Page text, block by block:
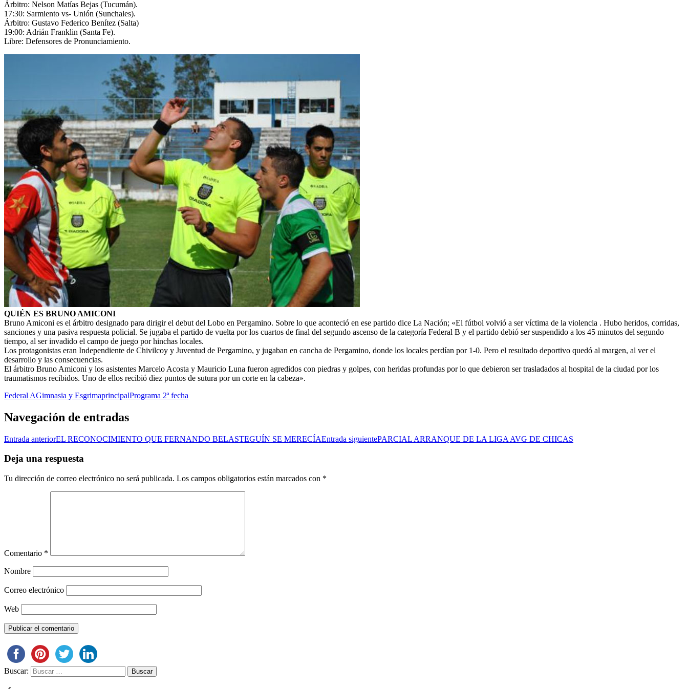
Árbitro: Nelson Matías Bejas (Tucumán).
17:30: Sarmiento vs- Unión (Sunchales).
Árbitro: Gustavo Federico Benítez (Salta)
19:00: Adrián Franklin (Santa Fe).
Libre: Defensores de Pronunciamiento.
QUIÉN ES BRUNO AMICONI
Bruno Amiconi es el árbitro designado para dirigir el debut del Lobo en Pergamino. Sobre lo que aconteció en ese partido dice La Nación; «El fútbol volvió a ser víctima de la violencia . Hubo heridos, corridas,
sanciones y una pasiva respuesta policial. Se jugaba el partido de vuelta por los cuartos de final del segundo ascenso de la categoría Federal B y el partido debió ser suspendido a los 45 minutos del segundo
tiempo, al ser invadido el campo de juego por hinchas locales.
Los protagonistas eran Independiente de Chivilcoy y Juventud de Pergamino, y jugaban en cancha de Pergamino, donde los locales perdían por 1-0. Pero el resultado deportivo quedó al margen, al ver el
desarrollo y las consecuencias.
El árbitro Bruno Amiconi y los asistentes Marcelo Acosta y Mauricio Luna fueron agredidos con piedras y golpes, con heridas profundas por lo que debieron ser trasladados al hospital de la ciudad por los
traumatismos recibidos. Uno de ellos recibió diez puntos de sutura por un corte en la cabeza».
Federal AGimnasia y EsgrimaprincipalPrograma 2ª fecha
Navegación de entradas
Entrada anteriorEL RECONOCIMIENTO QUE FERNANDO BELASTEGUÍN SE MERECÍAEntrada siguientePARCIAL ARRANQUE DE LA LIGA AVG DE CHICAS
Deja una respuesta
Tu dirección de correo electrónico no será publicada. Los campos obligatorios están marcados con *
Comentario *
Nombre
Correo electrónico
Web
Buscar: